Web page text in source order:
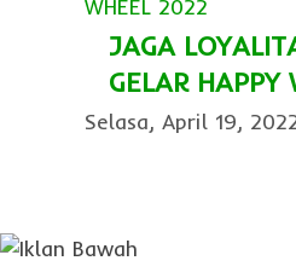
JAGA
GELAR
Selasa, April 19,